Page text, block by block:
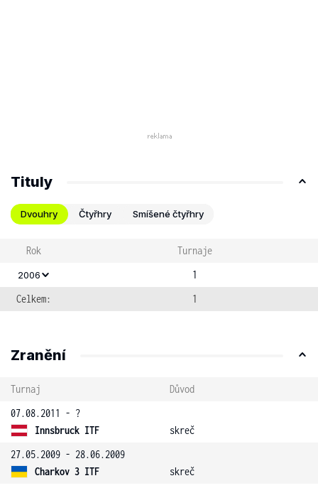
Tituly
Dvouhry Čtyřhry Smíšené čtyřhry
Rok Turnaje
2006
1
Celkem:
1
Zranění
Turnaj
Důvod
07.08.2011 - ?
Innsbruck ITF
skreč
27.05.2009 - 28.06.2009
Charkov 3 ITF
skreč